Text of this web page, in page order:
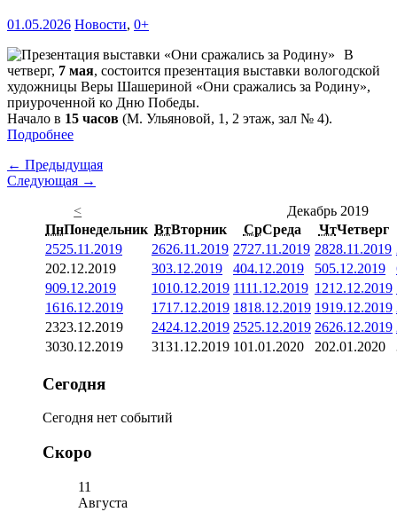
01.05.2026 Новости, 0+
В
четверг, 7 мая, состоится презентация выставки вологодской
художницы Веры Шашериной «Они сражались за Родину»,
приуроченной ко Дню Победы.
Начало в 15 часов (М. Ульяновой, 1, 2 этаж, зал № 4).
Подробнее
← Предыдущая
Следующая →
<
Декабрь 2019
ПнПонедельник ВтВторник СрСреда ЧтЧетверг
2525.11.2019 2626.11.2019 2727.11.2019 2828.11.2019
202.12.2019 303.12.2019 404.12.2019 505.12.2019
909.12.2019 1010.12.2019 1111.12.2019 1212.12.2019
1616.12.2019 1717.12.2019 1818.12.2019 1919.12.2019
2323.12.2019 2424.12.2019 2525.12.2019 2626.12.2019
3030.12.2019 3131.12.2019 101.01.2020 202.01.2020
Сегодня
Сегодня нет событий
Скоро
11
Августа